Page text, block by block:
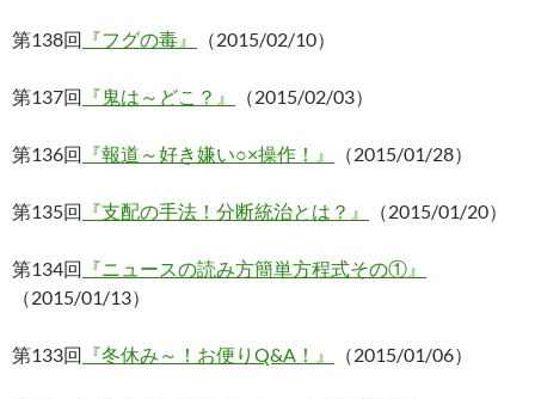
第138回 『フグの毒』 （2015/02/10）
第137回 『鬼は～どこ？』 （2015/02/03）
第136回 『報道～好き嫌い○×操作！』 （2015/01/28）
第135回 『支配の手法！分断統治とは？』 （2015/01/20）
第134回 『ニュースの読み方簡単方程式その①』
（2015/01/13）
第133回 『冬休み～！お便りQ&A！』 （2015/01/06）